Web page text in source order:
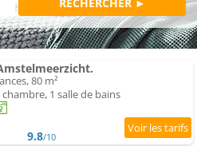
80 m²
1 salle de bains
9.8/10